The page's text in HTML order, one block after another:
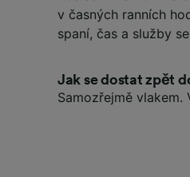
v časných ranních
spaní, čas a služby
Jak se dostat zpět
Samozřejmě vlakem.